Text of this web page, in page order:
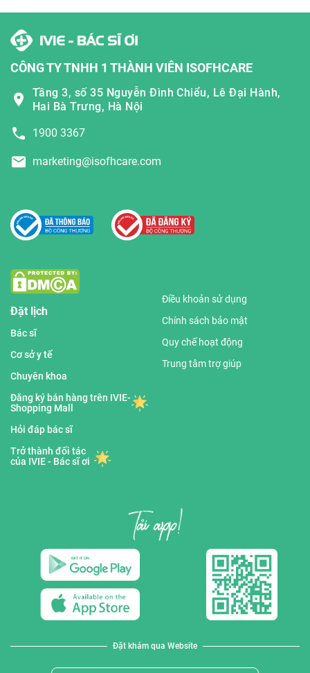
CÔNG TY TNHH 1 THÀNH VIÊN ISOFHCARE
Tầng 3, số 35 Nguyễn Đình Chiểu, Lê Đại Hành,
Hai Bà Trưng, Hà Nội
1900 3367
marketing@isofhcare.com
Đặt lịch
Bác sĩ
Cơ sở y tế
Chuyên khoa
Đăng ký bán hàng trên IVIE-
Shopping Mall
Hỏi đáp bác sĩ
Trở thành đối tác
của IVIE - Bác sĩ ơi
Điều khoản sử dụng
Chính sách bảo mật
Quy chế hoạt động
Trung tâm trợ giúp
Đặt khám qua Website